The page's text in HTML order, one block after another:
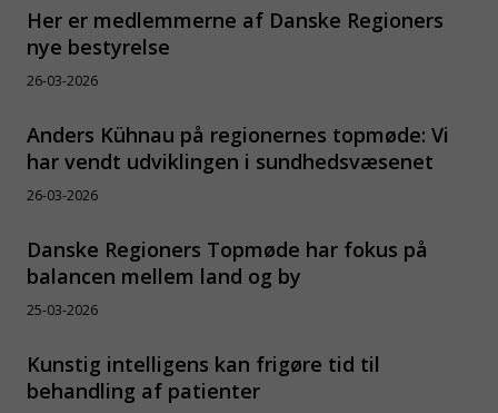
Her er medlemmerne af Danske Regioners
nye bestyrelse
26-03-2026
Anders Kühnau på regionernes topmøde: Vi
har vendt udviklingen i sundhedsvæsenet
26-03-2026
Danske Regioners Topmøde har fokus på
balancen mellem land og by
25-03-2026
Kunstig intelligens kan frigøre tid til
behandling af patienter